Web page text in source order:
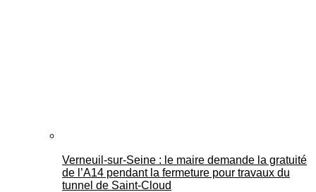
Verneuil-sur-Seine : le maire demande la gratuité
de l’A14 pendant la fermeture pour travaux du
tunnel de Saint-Cloud